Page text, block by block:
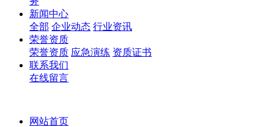
新闻中心
全部 企业动态 行业资讯
荣誉资质
荣誉资质 应急演练 资质证书
联系我们
在线留言
网站首页